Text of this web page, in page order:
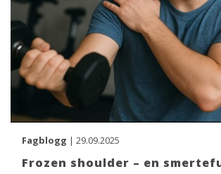
Fagblogg | 29.09.2025
Frozen shoulder – en